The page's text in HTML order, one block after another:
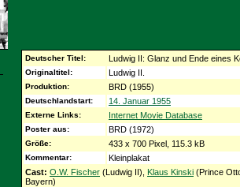
Deutscher Titel: Ludwig II: Glanz und Ende eines
Originaltitel: Ludwig II.
Produktion: BRD (1955)
Deutschlandstart: 14. Januar 1955
Externe Links: Internet Movie Database
Poster aus: BRD (1972)
Größe: 433 x 700 Pixel, 115.3 kB
Kommentar:
Kleinplakat
Cast: O.W. Fischer (Ludwig II), Klaus Kinski (Prince
Bayern)